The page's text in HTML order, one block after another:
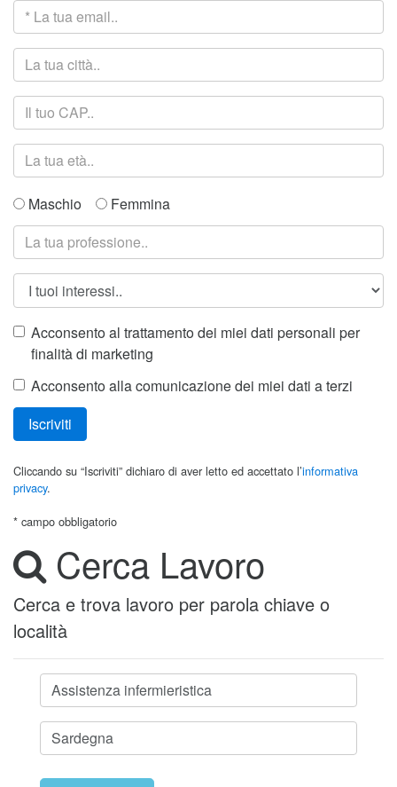
Maschio Femmina
Acconsento al trattamento dei miei dati personali per
finalità di marketing
Acconsento alla comunicazione dei miei dati a terzi
Iscriviti
Cliccando su “Iscriviti” dichiaro di aver letto ed accettato l’informativa
privacy.
* campo obbligatorio
Cerca Lavoro
Cerca e trova lavoro per parola chiave o
località